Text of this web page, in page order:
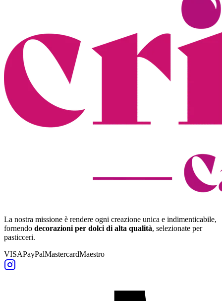
La nostra missione è rendere ogni creazione unica e indimenticabile,
fornendo decorazioni per dolci di alta qualità, selezionate per
pasticceri.
VISAPayPalMastercardMaestro